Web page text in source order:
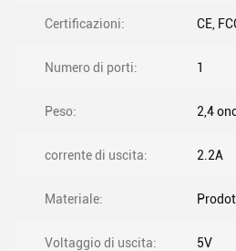
Certificazioni: CE,
Numero di porti: 1
Peso: 2,4
corrente di uscita: 2.2A
Materiale:
Voltaggio di uscita: 5V